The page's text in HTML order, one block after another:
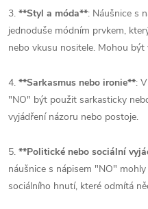
3. **Styl a móda**: Náušnice s
jednoduše módním prvkem,
nebo vkusu nositele. Mohou
4. **Sarkasmus nebo ironie**:
"NO" být použit sarkasticky
vyjádření názoru nebo postoje.
5. **Politické nebo sociální
náušnice s nápisem "NO"
sociálního hnutí, které odmítá